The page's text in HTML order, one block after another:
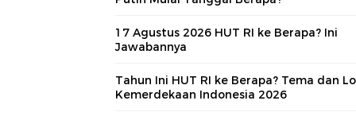
17 Agustus 2026 HUT RI ke Berapa? Ini
Jawabannya
Tahun Ini HUT RI ke Berapa? Tema dan
Kemerdekaan Indonesia 2026